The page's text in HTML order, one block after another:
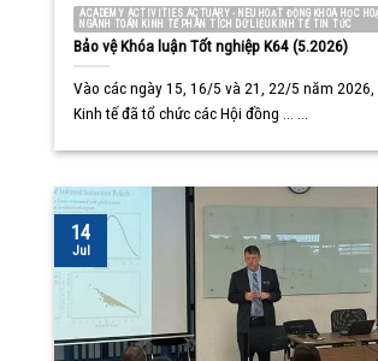
ACADEMY ACTIVITIES ACTUARY - NEU HOẠT ĐỘNG KHOA HỌC
NGÀNH TOÁN KINH TẾ PHÂN TÍCH DỮ LIỆU KINH TẾ TIN TỨC
Bảo vệ Khóa luận Tốt nghiệp K64 (5.2026)
Vào các ngày 15, 16/5 và 21, 22/5 năm 2026,
Kinh tế đã tổ chức các Hội đồng ... ...
14
Jul